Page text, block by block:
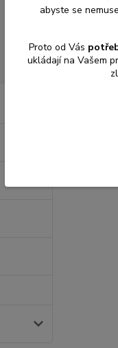
abyste se
Proto od Vás
ukládají na Vašem